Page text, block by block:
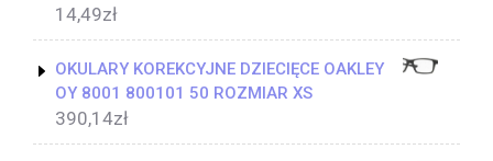
14,49zł
OKULARY KOREKCYJNE DZIECIĘCE OAKLEY
OY 8001 800101 50 ROZMIAR XS
390,14zł